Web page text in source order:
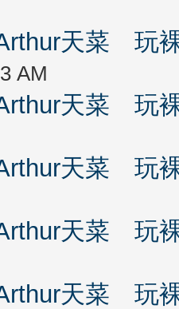
天菜 玩
AM
天菜 玩
天菜 玩
天菜 玩
天菜 玩